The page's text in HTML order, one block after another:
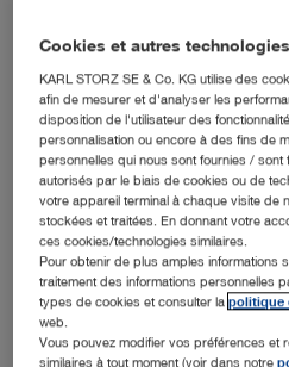
Quantité:
Ajouter
Equipement fourni
Cookies et autres
KARL STORZ SE & Co. KG utilise des
afin de mesurer et d'analyser les
disposition de l'utilisateur des
personnalisation ou encore à des fins de
personnelles qui nous sont fournies / sont
autorisés par le biais de cookies ou de
votre appareil terminal à chaque visite de
stockées et traitées. En donnant votre
ces cookies/technologies similaires.
Pour obtenir de plus amples informations
traitement des informations personnelles
types de cookies et consulter lapolitique
web.
Vous pouvez modifier vos préférences et
similaires à tout moment (voir dans notre